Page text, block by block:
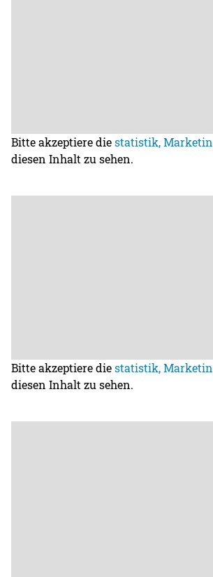
Bitte akzeptiere diestatistik,
diesen Inhalt zu sehen.
Bitte akzeptiere diestatistik,
diesen Inhalt zu sehen.